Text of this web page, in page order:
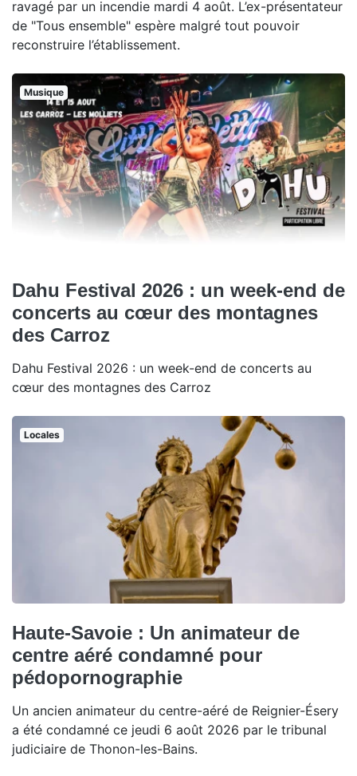
ravagé par un incendie mardi 4 août. L’ex-présentateur
de "Tous ensemble" espère malgré tout pouvoir
reconstruire l’établissement.
Musique
Dahu Festival 2026 : un week-end de
concerts au cœur des montagnes
des Carroz
Dahu Festival 2026 : un week-end de concerts au
cœur des montagnes des Carroz
Locales
Haute-Savoie : Un animateur de
centre aéré condamné pour
pédopornographie
Un ancien animateur du centre-aéré de Reignier-Ésery
a été condamné ce jeudi 6 août 2026 par le tribunal
judiciaire de Thonon-les-Bains.